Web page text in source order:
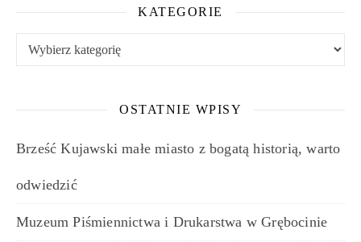
KATEGORIE
OSTATNIE WPISY
Brześć Kujawski małe miasto z bogatą historią, warto
odwiedzić
Muzeum Piśmiennictwa i Drukarstwa w Grębocinie